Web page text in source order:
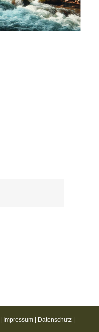
Impressum Datenschutz